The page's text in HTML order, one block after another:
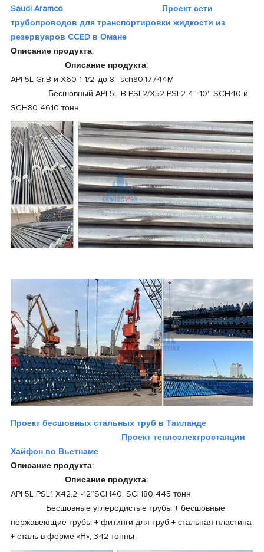
Saudi Aramco
Проект сети
трубопроводов для транспортировки жидкости из
резервуаров CCED в Омане
Описание продукта:
Описание продукта:
API 5L Gr.B и X60 1-1/2”до 8” sch80,17744M
Бесшовный API 5L B PSL2/X52 PSL2 4''-10'' SCH40 и
SCH80 4610 тонн
Проект бесшовных стальных труб в Таиланде
Проект теплоэлектростанции
Хайфон во Вьетнаме
Описание продукта:
Описание продукта:
API 5L PSL1 X42,2”-12”SCH40, SCH80 445 тонн
Бесшовные углеродистые трубы + бесшовные
нержавеющие трубы + фитинги для труб + стальная пластина
+ сталь в форме «Н», 342 тонны